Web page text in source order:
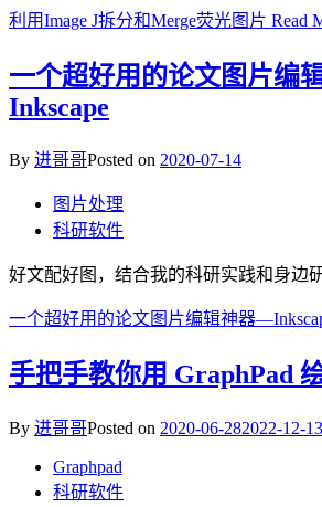
利用Image J拆分和Merge荧光图片 Read
一个超好用的论文图片编
Inkscape
By 进哥哥Posted on 2020-07-14
图片处理
科研软件
好文配好图，结合我的科研实践和身边
一个超好用的论文图片编辑神器
手把手教你用 GraphPad
By 进哥哥Posted on 2020-06-282022-12-13
Graphpad
科研软件